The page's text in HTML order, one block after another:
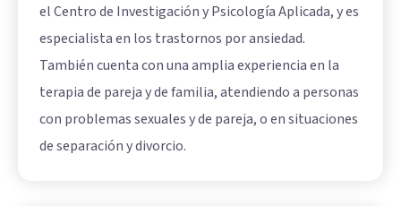
el Centro de Investigación y Psicología Aplicada, y es
especialista en los trastornos por ansiedad.
También cuenta con una amplia experiencia en la
terapia de pareja y de familia, atendiendo a personas
con problemas sexuales y de pareja, o en situaciones
de separación y divorcio.